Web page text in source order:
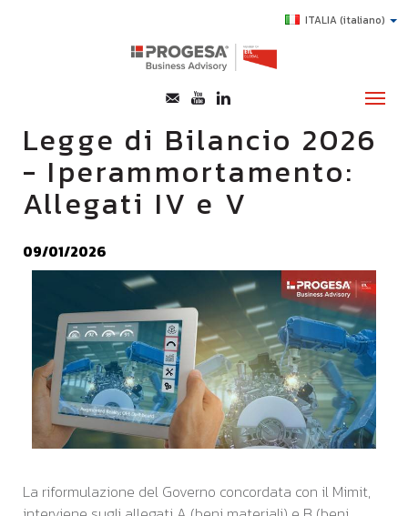
ITALIA(italiano)
CHI SIAMO
SERVIZI
HIGHLIGHTS
AGEVOLAZIONI
SUCCESS STORY
CONTATTI
Legge di Bilancio 2026
- Iperammortamento:
Allegati IV e V
09/01/2026
La riformulazione del Governo concordata con il Mimit,